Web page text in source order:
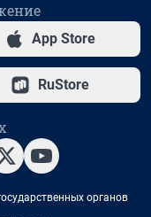
App Store
RuStore
органов